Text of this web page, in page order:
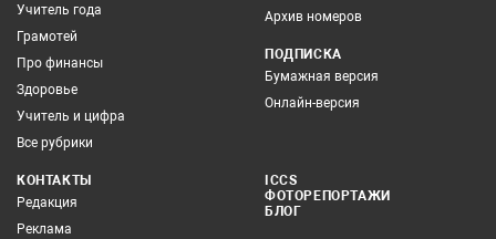
Учитель года
Грамотей
Про финансы
Здоровье
Учитель и цифра
Все рубрики
Архив номеров
ПОДПИСКА
Бумажная версия
Онлайн-версия
КОНТАКТЫ
Редакция
Реклама
ICCS
ФОТОРЕПОРТАЖИ
БЛОГ